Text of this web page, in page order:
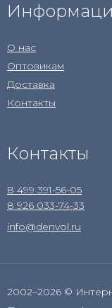
О нас
Оптовикам
Доставка
Контакты
Контакты
8 499 391-56-05
8 926 033-74-33
info@denvol.ru
2002–2026 ©